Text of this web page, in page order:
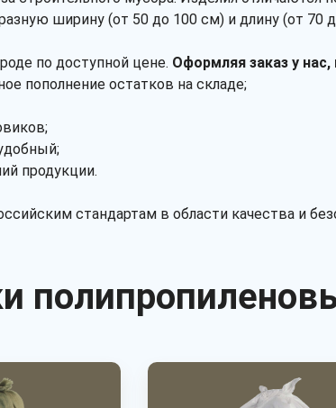
ширину (от 50 до 100 см) и длину (от 70
по доступной цене. Оформляя заказ у
пополнение остатков на складе;
продукции.
стандартам в области качества и